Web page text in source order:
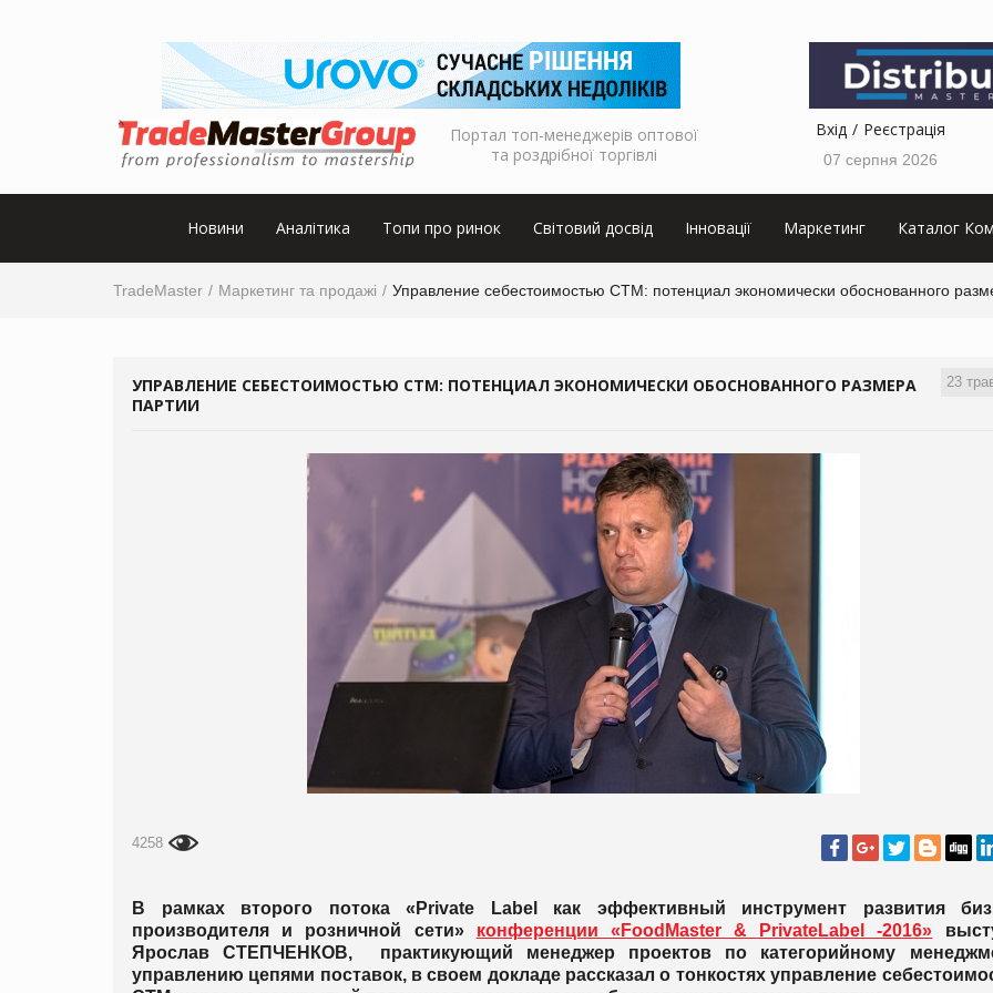
Портал топ-менеджерів оптової
та роздрібної торгівлі
Вхід Реєстрація
07 серпня 2026
Новини Аналітика Топи про ринок Світовий досвід Інновації Маркетинг Каталог
TradeMaster Маркетинг та продажі Управление себестоимостью СТМ: потенциал экономически обоснованного
23
УПРАВЛЕНИЕ СЕБЕСТОИМОСТЬЮ СТМ: ПОТЕНЦИАЛ ЭКОНОМИЧЕСКИ ОБОСНОВАННОГО РАЗМЕРА
ПАРТИИ
4258
В рамках второго потока «Private Label как эффективный инструмент развития
производителя и розничной сети» конференции «FoodMaster & PrivateLabel -2016»
Ярослав СТЕПЧЕНКОВ, практикующий менеджер проектов по категорийному
управлению цепями поставок, в своем докладе рассказал о тонкостях управление